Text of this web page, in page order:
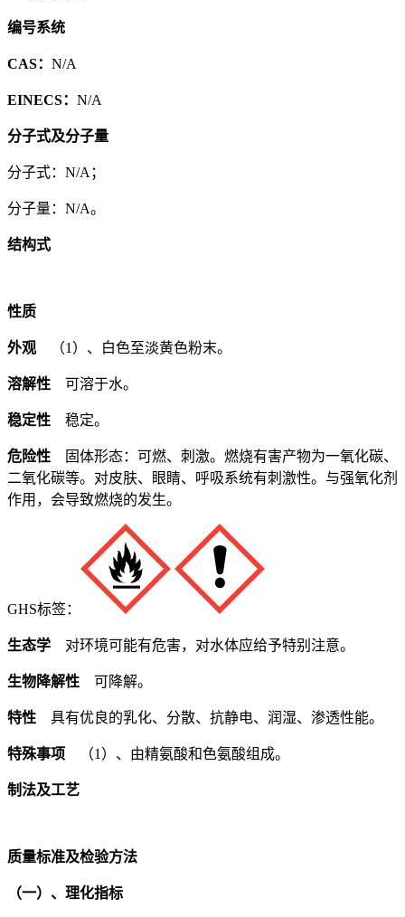
编号系统
CAS： N/A
EINECS： N/A
分子式及分子量
分子式：N/A；
分子量：N/A。
结构式
性质
外观 （1）、白色至淡黄色粉末。
溶解性 可溶于水。
稳定性 稳定。
危险性
固体形态：可燃、刺激。燃烧有害产物为一氧化碳、
二氧化碳等。对皮肤、眼睛、呼吸系统有刺激性。与强氧化剂
作用，会导致燃烧的发生。
GHS标签：
生态学 对环境可能有危害，对水体应给予特别注意。
生物降解性 可降解。
特性 具有优良的乳化、分散、抗静电、润湿、渗透性能。
特殊事项 （1）、由精氨酸和色氨酸组成。
制法及工艺
质量标准及检验方法
（一）、理化指标